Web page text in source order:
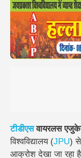
टीडीएसवायरलस
विश्वविद्यालय (JPU)
आक्रोश देखा जा रहा है।